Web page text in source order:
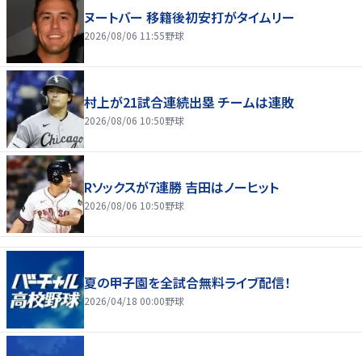
ヌートバー 移籍後初安打がタイムリー
2026/08/06 11:55野球
村上が21試合連続出塁 チームは連敗
2026/08/06 10:50野球
Rソックスが7連勝 吉田はノーヒット
2026/08/06 10:50野球
夏の甲子園を全試合無料ライブ配信！
2026/04/18 00:00野球